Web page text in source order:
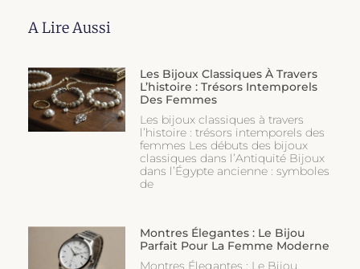
A Lire Aussi
Les Bijoux Classiques À Travers
L’histoire : Trésors Intemporels
Des Femmes
Les bijoux classiques à travers
l’histoire : trésors intemporels des
femmes Les débuts des bijoux
classiques dans l’Antiquité Bijoux
dans l’Égypte ancienne : symboles
de
Montres Élegantes : Le Bijou
Parfait Pour La Femme Moderne
Montres Élegantes : Le Bijou